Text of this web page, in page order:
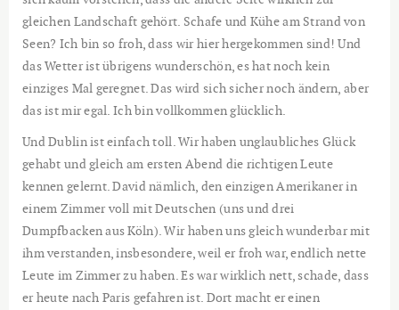
gleichen Landschaft gehört. Schafe und Kühe am Strand von
Seen? Ich bin so froh, dass wir hier hergekommen sind! Und
das Wetter ist übrigens wunderschön, es hat noch kein
einziges Mal geregnet. Das wird sich sicher noch ändern, aber
das ist mir egal. Ich bin vollkommen glücklich.
Und Dublin ist einfach toll. Wir haben unglaubliches Glück
gehabt und gleich am ersten Abend die richtigen Leute
kennen gelernt. David nämlich, den einzigen Amerikaner in
einem Zimmer voll mit Deutschen (uns und drei
Dumpfbacken aus Köln). Wir haben uns gleich wunderbar mit
ihm verstanden, insbesondere, weil er froh war, endlich nette
Leute im Zimmer zu haben. Es war wirklich nett, schade, dass
er heute nach Paris gefahren ist. Dort macht er einen